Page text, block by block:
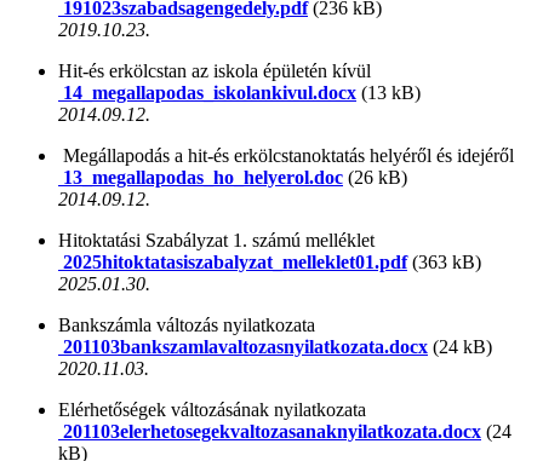
191023szabadsagengedely.pdf(236 kB)
2019.10.23.
Hit-és erkölcstan az iskola épületén kívül
14_megallapodas_iskolankivul.docx (13 kB)
2014.09.12.
Megállapodás a hit-és erkölcstanoktatás helyéről és idejéről
13_megallapodas_ho_helyerol.doc (26 kB)
2014.09.12.
Hitoktatási Szabályzat 1. számú melléklet
2025hitoktatasiszabalyzat_melleklet01.pdf(363 kB)
2025.01.30.
Bankszámla változás nyilatkozata
201103bankszamlavaltozasnyilatkozata.docx (24 kB)
2020.11.03.
Elérhetőségek változásának nyilatkozata
201103elerhetosegekvaltozasanaknyilatkozata.docx (24
kB)